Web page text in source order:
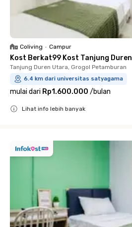
Coliving • Campur
Kost Berkat99 Kost Tanjung Duren
Tanjung Duren Utara, Grogol Petamburan
6.4 km dari universitas satyagama
mulai dari Rp1.600.000 /bulan
Lihat info lebih banyak